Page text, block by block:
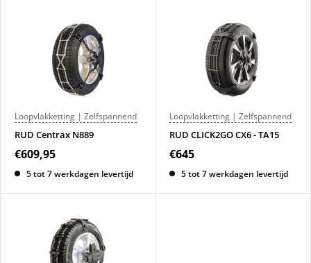
Loopvlakketting | Zelfspannend
RUD Centrax N889
€609,95
5 tot 7 werkdagen levertijd
Loopvlakketting | Zelfspannend
RUD CLICK2GO CX6 - TA15
€645
5 tot 7 werkdagen levertijd